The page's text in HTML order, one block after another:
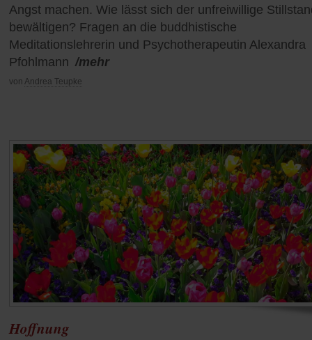
Angst machen. Wie lässt sich der unfreiwillige
bewältigen? Fragen an die buddhistische
Meditationslehrerin und Psychotherapeutin Alexandra
Pfohlmann /mehr
von Andrea Teupke
Hoffnung